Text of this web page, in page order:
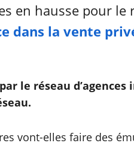
en hausse pour le
dans la vente
le réseau
vont-elles faire des